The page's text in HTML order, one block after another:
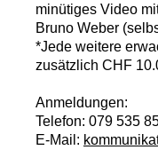
minütiges Video
Bruno Weber
*Jede weitere
zusätzlich CHF
Anmeldungen:
Telefon: 079 535
E-Mail: